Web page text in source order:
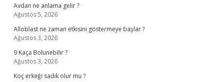
Avdan ne anlama gelir ?
Ağustos 5, 2026
Alloblast ne zaman etkisini göstermeye başlar ?
Ağustos 3, 2026
9 Kaça Bolunebilir ?
Ağustos 3, 2026
Koç erkeği sadık olur mu ?